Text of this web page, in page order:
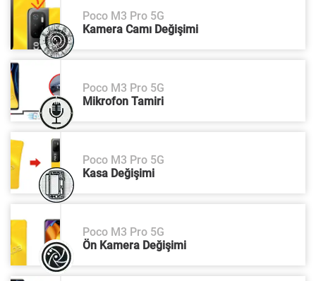
Poco M3 Pro 5G
Kamera Camı Değişimi
Poco M3 Pro 5G
Mikrofon Tamiri
Poco M3 Pro 5G
Kasa Değişimi
Poco M3 Pro 5G
Ön Kamera Değişimi